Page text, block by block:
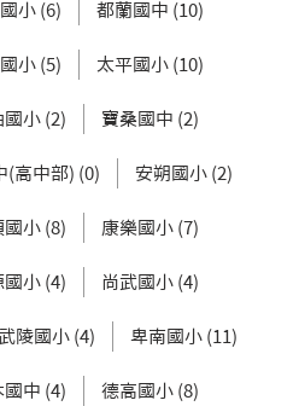
小 (6) 都蘭國中 (10)
小 (5) 太平國小 (10)
國小 (2) 寶桑國中 (2)
(高中部) (0) 安朔國小 (2)
國小 (8) 康樂國小 (7)
國小 (4) 尚武國小 (4)
陵國小 (4) 卑南國小 (11)
國中 (4) 德高國小 (8)